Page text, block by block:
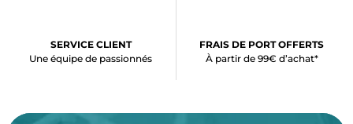
SERVICE CLIENT
Une équipe de passionnés
FRAIS DE PORT OFFERTS
À partir de 99€ d’achat*